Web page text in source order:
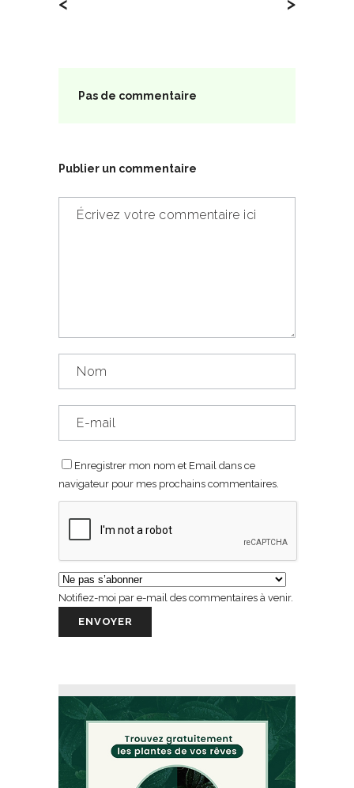
Pas de commentaire
Publier un commentaire
Enregistrer mon nom et Email dans ce
navigateur pour mes prochains commentaires.
Notifiez-moi par e-mail des commentaires à venir.